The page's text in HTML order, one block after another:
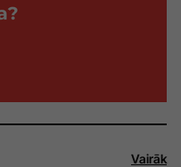
Vairāk